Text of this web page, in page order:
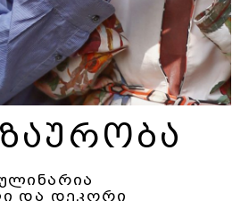
და დეკორი